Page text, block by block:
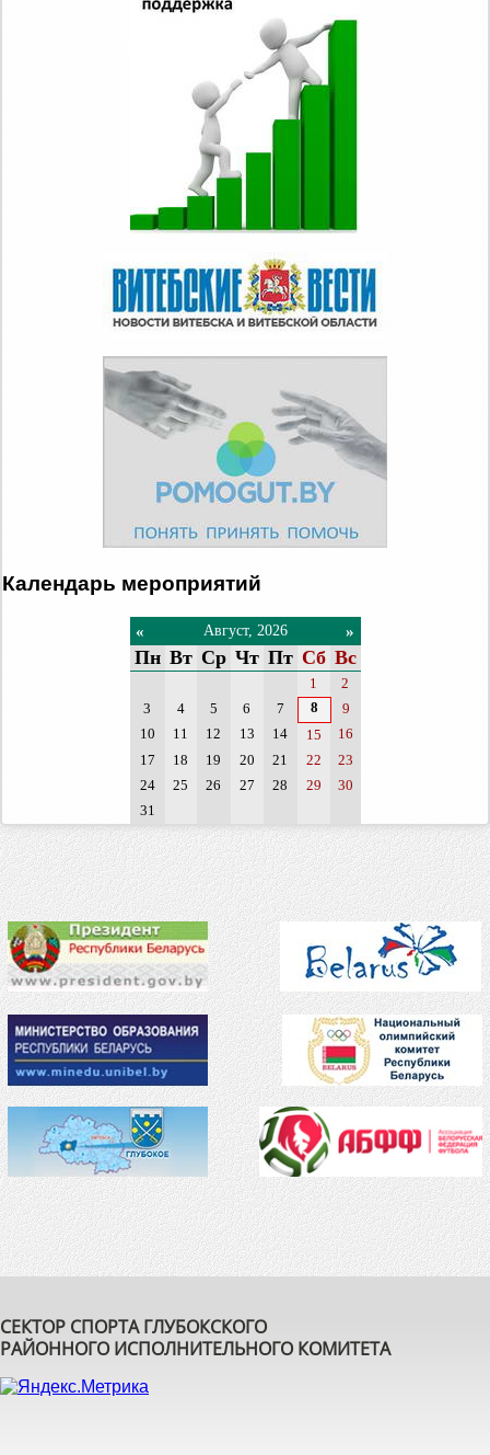
Календарь мероприятий
« Август, 2026 »
Пн Вт Ср Чт Пт Сб Вс
1
2
3
4 5 6 7 8
9
10
11 12 13 14 15
16
17
18 19 20 21 22
23
24
25 26 27 28 29
30
31
СЕКТОР СПОРТА ГЛУБОКСКОГО
РАЙОННОГО ИСПОЛНИТЕЛЬНОГО КОМИТЕТА